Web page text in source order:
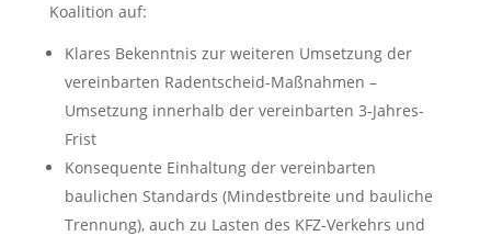
Koalition auf:
Klares Bekenntnis zur weiteren Umsetzung der
vereinbarten Radentscheid-Maßnahmen –
Umsetzung innerhalb der vereinbarten 3-Jahres-
Frist
Konsequente Einhaltung der vereinbarten
baulichen Standards (Mindestbreite und bauliche
Trennung), auch zu Lasten des KFZ-Verkehrs und